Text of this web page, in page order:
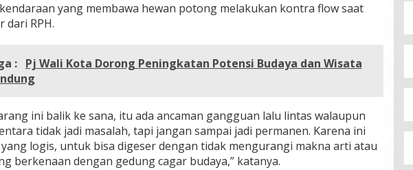
yang membawa hewan potong melakukan kontra flow saat
dari RPH.
: Pj Wali Kota Dorong Peningkatan Potensi Budaya dan Wisata
ini balik ke sana, itu ada ancaman gangguan lalu lintas walaupun
tidak jadi masalah, tapi jangan sampai jadi permanen. Karena ini
yang logis, untuk bisa digeser dengan tidak mengurangi makna arti atau
berkenaan dengan gedung cagar budaya,” katanya.